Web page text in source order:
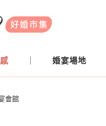
市集 婚宴場地
會館